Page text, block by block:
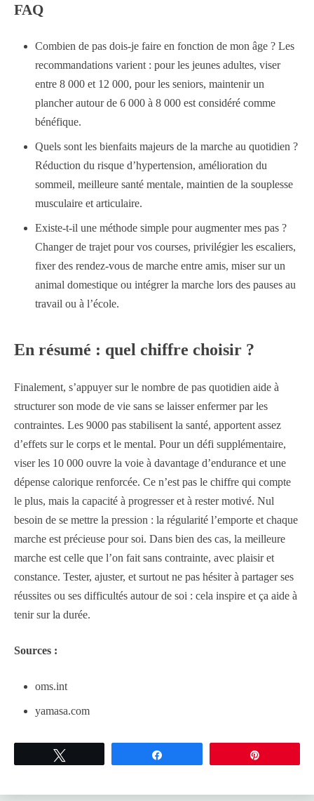
FAQ
Combien de pas dois-je faire en fonction de mon âge ? Les
recommandations varient : pour les jeunes adultes, viser
entre 8 000 et 12 000, pour les seniors, maintenir un
plancher autour de 6 000 à 8 000 est considéré comme
bénéfique.
Quels sont les bienfaits majeurs de la marche au quotidien ?
Réduction du risque d’hypertension, amélioration du
sommeil, meilleure santé mentale, maintien de la souplesse
musculaire et articulaire.
Existe-t-il une méthode simple pour augmenter mes pas ?
Changer de trajet pour vos courses, privilégier les escaliers,
fixer des rendez-vous de marche entre amis, miser sur un
animal domestique ou intégrer la marche lors des pauses au
travail ou à l’école.
En résumé : quel chiffre choisir ?
Finalement, s’appuyer sur le nombre de pas quotidien aide à
structurer son mode de vie sans se laisser enfermer par les
contraintes. Les 9000 pas stabilisent la santé, apportent assez
d’effets sur le corps et le mental. Pour un défi supplémentaire,
viser les 10 000 ouvre la voie à davantage d’endurance et une
dépense calorique renforcée. Ce n’est pas le chiffre qui compte
le plus, mais la capacité à progresser et à rester motivé. Nul
besoin de se mettre la pression : la régularité l’emporte et chaque
marche est précieuse pour soi. Dans bien des cas, la meilleure
marche est celle que l’on fait sans contrainte, avec plaisir et
constance. Tester, ajuster, et surtout ne pas hésiter à partager ses
réussites ou ses difficultés autour de soi : cela inspire et ça aide à
tenir sur la durée.
Sources :
oms.int
yamasa.com